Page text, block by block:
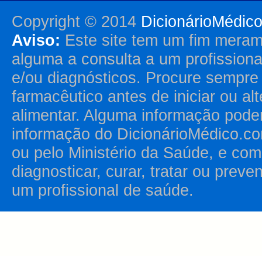
Copyright © 2014
Aviso: Este site tem um fim
alguma a consulta a um
e/ou diagnósticos. Procure
farmacêutico antes de iniciar ou
alimentar. Alguma informação
informação do
ou pelo Ministério da Saúde, e
diagnosticar, curar, tratar ou
um profissional de saúde.